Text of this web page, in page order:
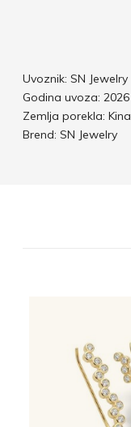
Uvoznik: SN Jewelry
Godina uvoza: 2026
Zemlja porekla: Kina
Brend: SN Jewelry